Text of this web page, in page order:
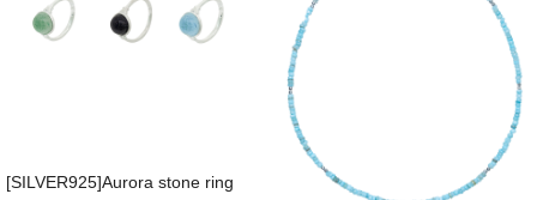
[SILVER925]Aurora stone ring